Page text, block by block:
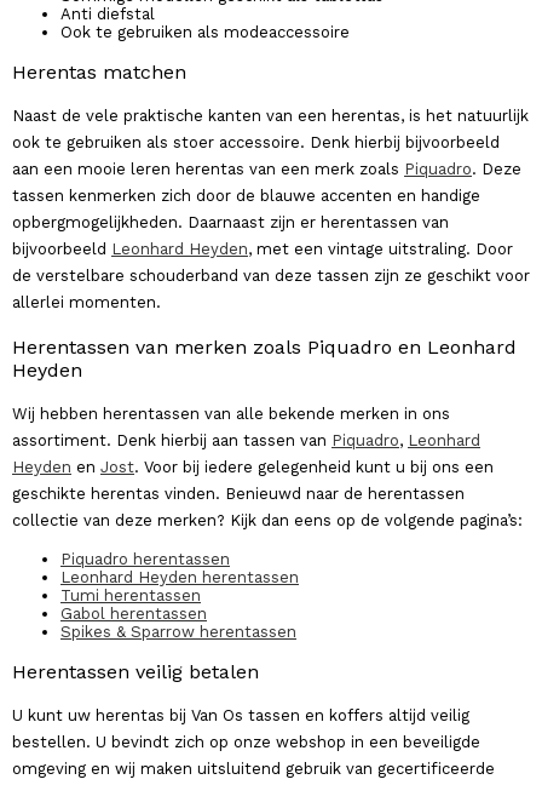
Anti diefstal
Ook te gebruiken als modeaccessoire
Herentas matchen
Naast de vele praktische kanten van een herentas, is het natuurlijk
ook te gebruiken als stoer accessoire. Denk hierbij bijvoorbeeld
aan een mooie leren herentas van een merk zoals Piquadro. Deze
tassen kenmerken zich door de blauwe accenten en handige
opbergmogelijkheden. Daarnaast zijn er herentassen van
bijvoorbeeld Leonhard Heyden, met een vintage uitstraling. Door
de verstelbare schouderband van deze tassen zijn ze geschikt voor
allerlei momenten.
Herentassen van merken zoals Piquadro en Leonhard
Heyden
Wij hebben herentassen van alle bekende merken in ons
assortiment. Denk hierbij aan tassen van Piquadro, Leonhard
Heyden en Jost. Voor bij iedere gelegenheid kunt u bij ons een
geschikte herentas vinden. Benieuwd naar de herentassen
collectie van deze merken? Kijk dan eens op de volgende pagina’s:
Piquadro herentassen
Leonhard Heyden herentassen
Tumi herentassen
Gabol herentassen
Spikes & Sparrow herentassen
Herentassen veilig betalen
U kunt uw herentas bij Van Os tassen en koffers altijd veilig
bestellen. U bevindt zich op onze webshop in een beveiligde
omgeving en wij maken uitsluitend gebruik van gecertificeerde